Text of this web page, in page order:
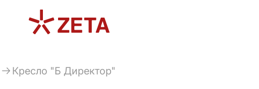
Кресло "Б Директор"